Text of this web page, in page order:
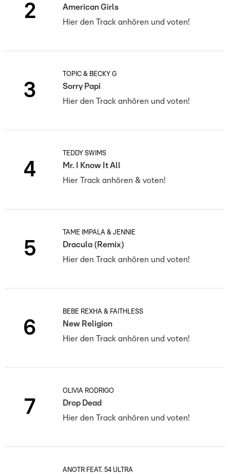
2
American Girls
Hier den Track anhören und voten!
3
TOPIC & BECKY G
Sorry Papi
Hier den Track anhören und voten!
4
TEDDY SWIMS
Mr. I Know It All
Hier Track anhören & voten!
5
TAME IMPALA & JENNIE
Dracula (Remix)
Hier den Track anhören und voten!
6
BEBE REXHA & FAITHLESS
New Religion
Hier den Track anhören und voten!
7
OLIVIA RODRIGO
Drop Dead
Hier den Track anhören und voten!
ANOTR FEAT. 54 ULTRA